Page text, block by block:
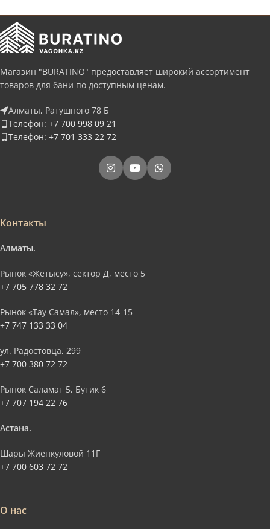
Магазин "BURATINO" предоставляет широкий ассортимент
товаров для бани по доступным ценам.
Алматы, Ратушного 78 Б
Телефон: +7 700 998 09 21
Телефон: +7 701 333 22 72
Контакты
Алматы.
Рынок «Жетысу», сектор Д, место 5
+7 705 778 32 72
Рынок «Тау Самал», место 14-15
+7 747 133 33 04
ул. Радостовца, 299
+7 700 380 72 72
Рынок Саламат 5, Бутик 6
+7 707 194 22 76
Астана.
Шары Жиенкуловой 11Г
+7 700 603 72 72
О нас